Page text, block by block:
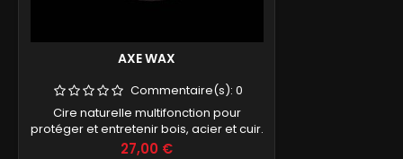
AXE WAX
Commentaire(s): 0
Cire naturelle multifonction pour
protéger et entretenir bois, acier et cuir.
Prix
27,00 €